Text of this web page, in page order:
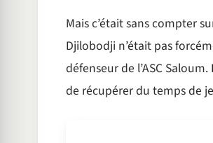
Mais c’était sans compter
Djilobodji n’était pas
défenseur de l’ASC
de récupérer du temps de